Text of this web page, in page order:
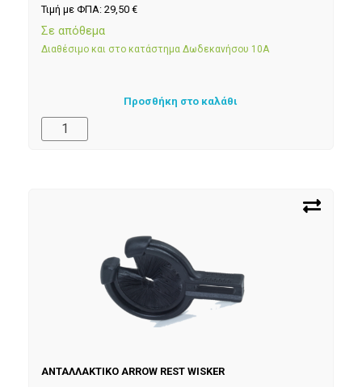
Τιμή με ΦΠΑ: 29,50 €
Σε απόθεμα
Διαθέσιμο και στο κατάστημα Δωδεκανήσου 10Α
Προσθήκη στο καλάθι
ΑΝΤΑΛΛΑΚΤΙΚΟ ARROW REST WISKER